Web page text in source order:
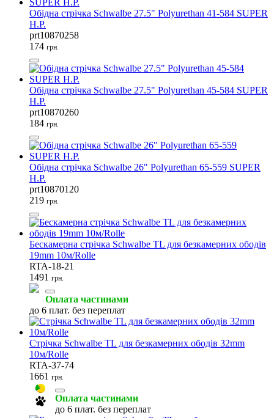
Обідна стрічка Schwalbe 27.5" Polyurethan 41-584 SUPER
H.P.
prt10870258
174 грн.
Обідна стрічка Schwalbe 27.5" Polyurethan 45-584 SUPER
H.P.
prt10870260
184 грн.
Обідна стрічка Schwalbe 26" Polyurethan 65-559 SUPER
H.P.
prt10870120
219 грн.
Бескамерна стрічка Schwalbe TL для безкамерних ободів
19mm 10м/Rolle
RTA-18-21
1491 грн.
Оплата частинами
до 6 плат. без переплат
Стрічка Schwalbe TL для безкамерних ободів 32mm
10м/Rolle
RTA-37-74
1661 грн.
Оплата частинами
до 6 плат. без переплат